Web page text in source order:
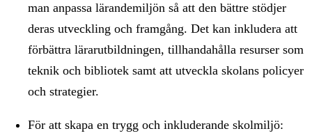
man anpassa lärandemiljön så att den bättre stödjer
deras utveckling och framgång. Det kan inkludera att
förbättra lärarutbildningen, tillhandahålla resurser som
teknik och bibliotek samt att utveckla skolans policyer
och strategier.
För att skapa en trygg och inkluderande skolmiljö: